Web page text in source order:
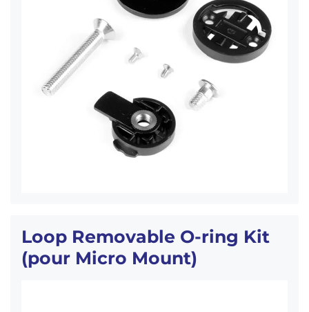
Loop Removable O-ring Kit
(pour Micro Mount)